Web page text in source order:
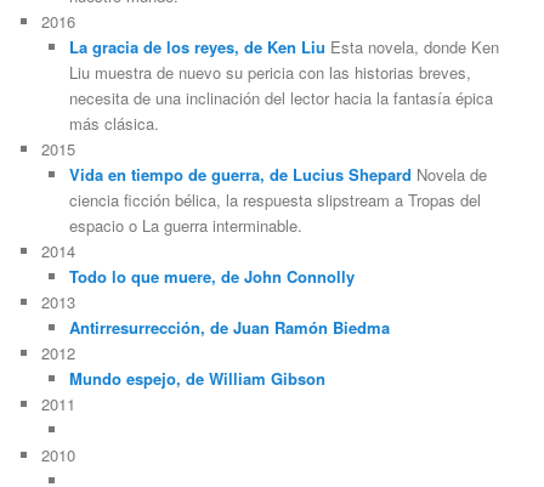
2016
La gracia de los reyes, de Ken Liu Esta novela, donde Ken
Liu muestra de nuevo su pericia con las historias breves,
necesita de una inclinación del lector hacia la fantasía épica
más clásica.
2015
Vida en tiempo de guerra, de Lucius Shepard Novela de
ciencia ficción bélica, la respuesta slipstream a Tropas del
espacio o La guerra interminable.
2014
Todo lo que muere, de John Connolly
2013
Antirresurrección, de Juan Ramón Biedma
2012
Mundo espejo, de William Gibson
2011
2010